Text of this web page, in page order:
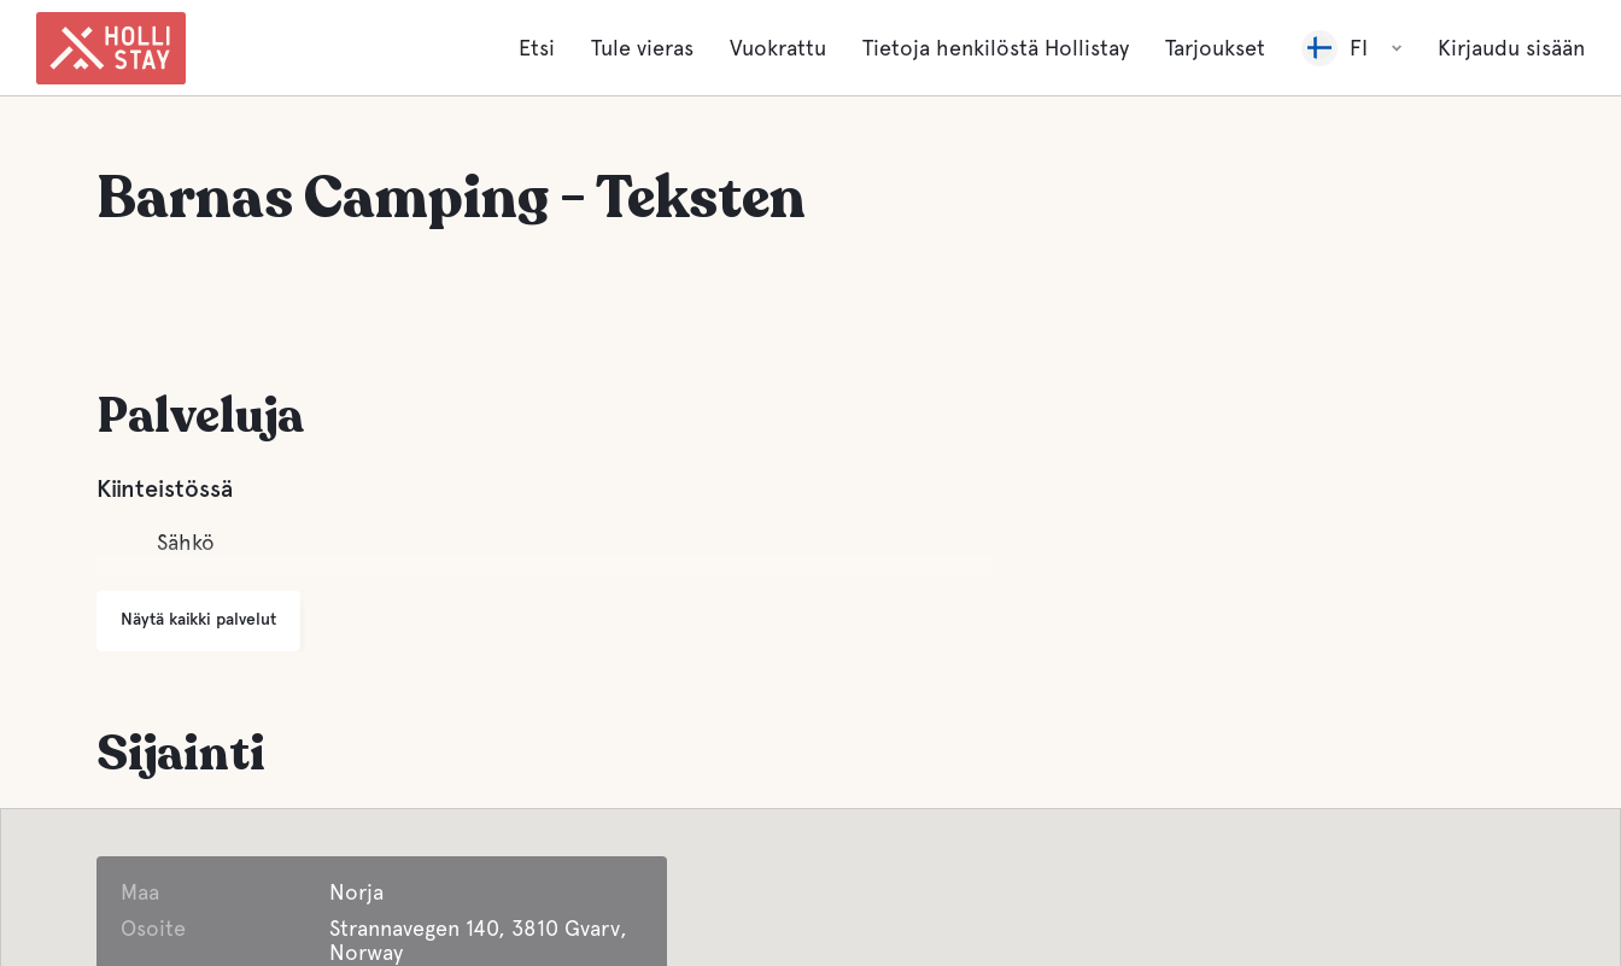
Etsi Tule vieras Vuokrattu Tietoja henkilöstä Hollistay Tarjoukset FI Kirjaudu sisään
Barnas Camping - Teksten
Palveluja
Kiinteistössä
Sähkö
Näytä kaikki palvelut
Sijainti
Maa
Norja
Osoite
Strannavegen 140, 3810 Gvarv,
Norway